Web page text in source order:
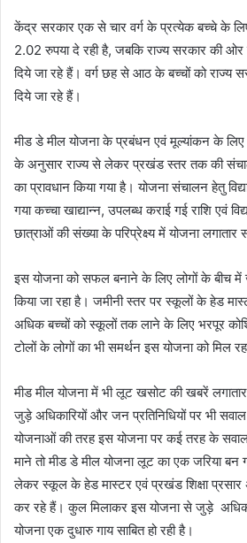
केंद्र सरकार एक से चार वर्ग के प्रत्येक बच्चे के
2.02 रुपया दे रही है, जबकि राज्य सरकार की
दिये जा रहे हैं। वर्ग छह से आठ के बच्चों को राज्य
दिये जा रहे हैं।
मीड डे मील योजना के प्रबंधन एवं मूल्यांकन के लिए
के अनुसार राज्य से लेकर प्रखंड स्तर तक की
का प्रावधान किया गया है। योजना संचालन हेतु
गया कच्चा खाद्यान्न, उपलब्ध कराई गई राशि एवं
छात्राओं की संख्या के परिप्रेक्ष्य में योजना लगातार
इस योजना को सफल बनाने के लिए लोगों के बीच में
किया जा रहा है। जमीनी स्तर पर स्कूलों के हेड
अधिक बच्चों को स्कूलों तक लाने के लिए भरपूर
टोलों के लोगों का भी समर्थन इस योजना को मिल
मीड मील योजना में भी लूट खसोट की खबरें
जुड़े अधिकारियों और जन प्रतिनिधियों पर भी
योजनाओं की तरह इस योजना पर कई तरह के
माने तो मीड डे मील योजना लूट का एक जरिया बन
लेकर स्कूल के हेड मास्टर एवं प्रखंड शिक्षा प्रसार
कर रहे हैं। कुल मिलाकर इस योजना से जुड़े
योजना एक दुधारु गाय साबित हो रही है।